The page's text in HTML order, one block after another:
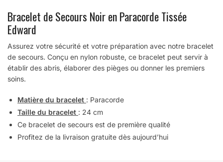
Bracelet de Secours Noir en Paracorde Tissée
Edward
Assurez votre sécurité et votre préparation avec notre bracelet
de secours. Conçu en nylon robuste, ce bracelet peut servir à
établir des abris, élaborer des pièges ou donner les premiers
soins.
Matière du bracelet : Paracorde
Taille du bracelet : 24 cm
Ce bracelet de secours est de première qualité
Profitez de la livraison gratuite dès aujourd’hui